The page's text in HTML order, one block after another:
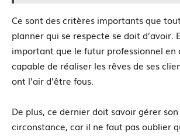
Ce sont des critères importants que
planner qui se respecte se doit d’avoir.
important que le futur professionnel en
capable de réaliser les rêves de ses
ont l’air d’être fous.
De plus, ce dernier doit savoir gérer
circonstance, car il ne faut pas oublier